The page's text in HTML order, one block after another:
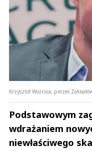
Krzysztof Woźnica, prezes
Podstawowym
wdrażaniem
niewłaściwego